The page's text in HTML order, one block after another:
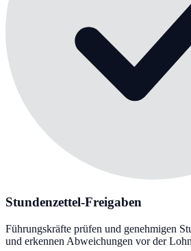
Stundenzettel-Freigaben
Führungskräfte prüfen und genehmigen
und erkennen Abweichungen vor der